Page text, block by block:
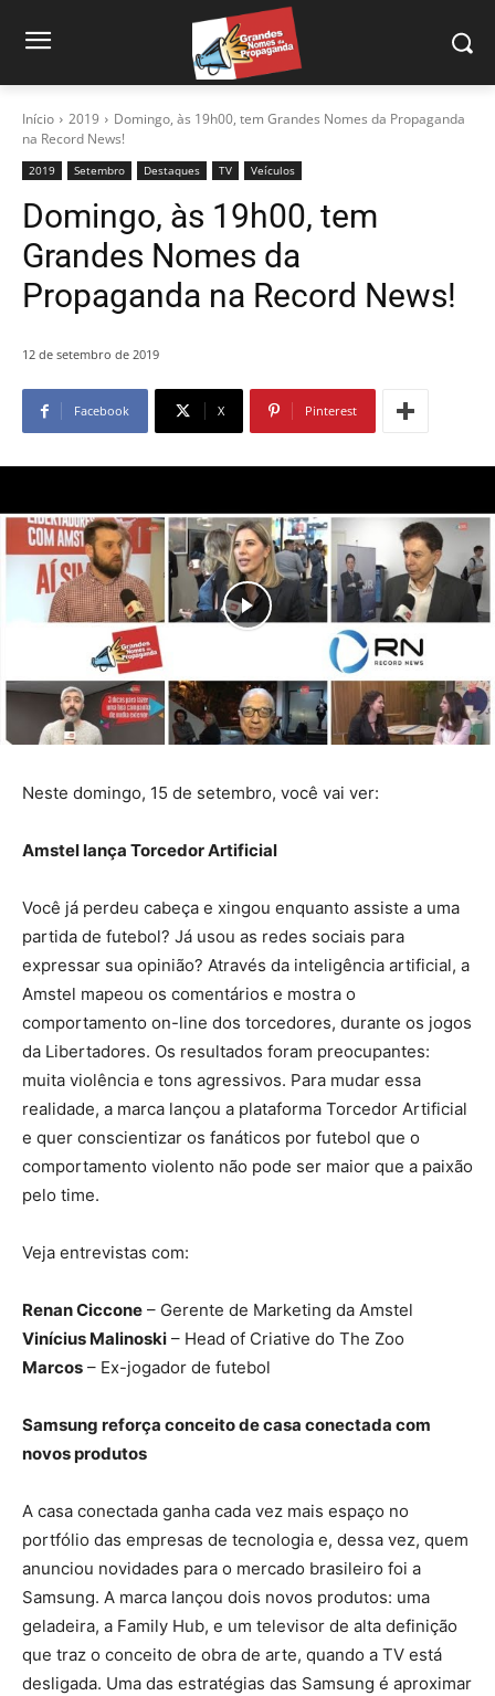
Início 2019
Domingo, às 19h00, tem Grandes Nomes da Propaganda
na Record News!
2019 Setembro Destaques TV Veículos
Domingo, às 19h00, tem
Grandes Nomes da
Propaganda na Record News!
12 de setembro de 2019
Facebook X Pinterest
Neste domingo, 15 de setembro, você vai ver:
Amstel lança Torcedor Artificial
Você já perdeu cabeça e xingou enquanto assiste a uma
partida de futebol? Já usou as redes sociais para
expressar sua opinião? Através da inteligência artificial, a
Amstel mapeou os comentários e mostra o
comportamento on-line dos torcedores, durante os jogos
da Libertadores. Os resultados foram preocupantes:
muita violência e tons agressivos. Para mudar essa
realidade, a marca lançou a plataforma Torcedor Artificial
e quer conscientizar os fanáticos por futebol que o
comportamento violento não pode ser maior que a paixão
pelo time.
Veja entrevistas com:
Renan Ciccone – Gerente de Marketing da Amstel
Vinícius Malinoski – Head of Criative do The Zoo
Marcos – Ex-jogador de futebol
Samsung reforça conceito de casa conectada com
novos produtos
A casa conectada ganha cada vez mais espaço no
portfólio das empresas de tecnologia e, dessa vez, quem
anunciou novidades para o mercado brasileiro foi a
Samsung. A marca lançou dois novos produtos: uma
geladeira, a Family Hub, e um televisor de alta definição
que traz o conceito de obra de arte, quando a TV está
desligada. Uma das estratégias das Samsung é aproximar